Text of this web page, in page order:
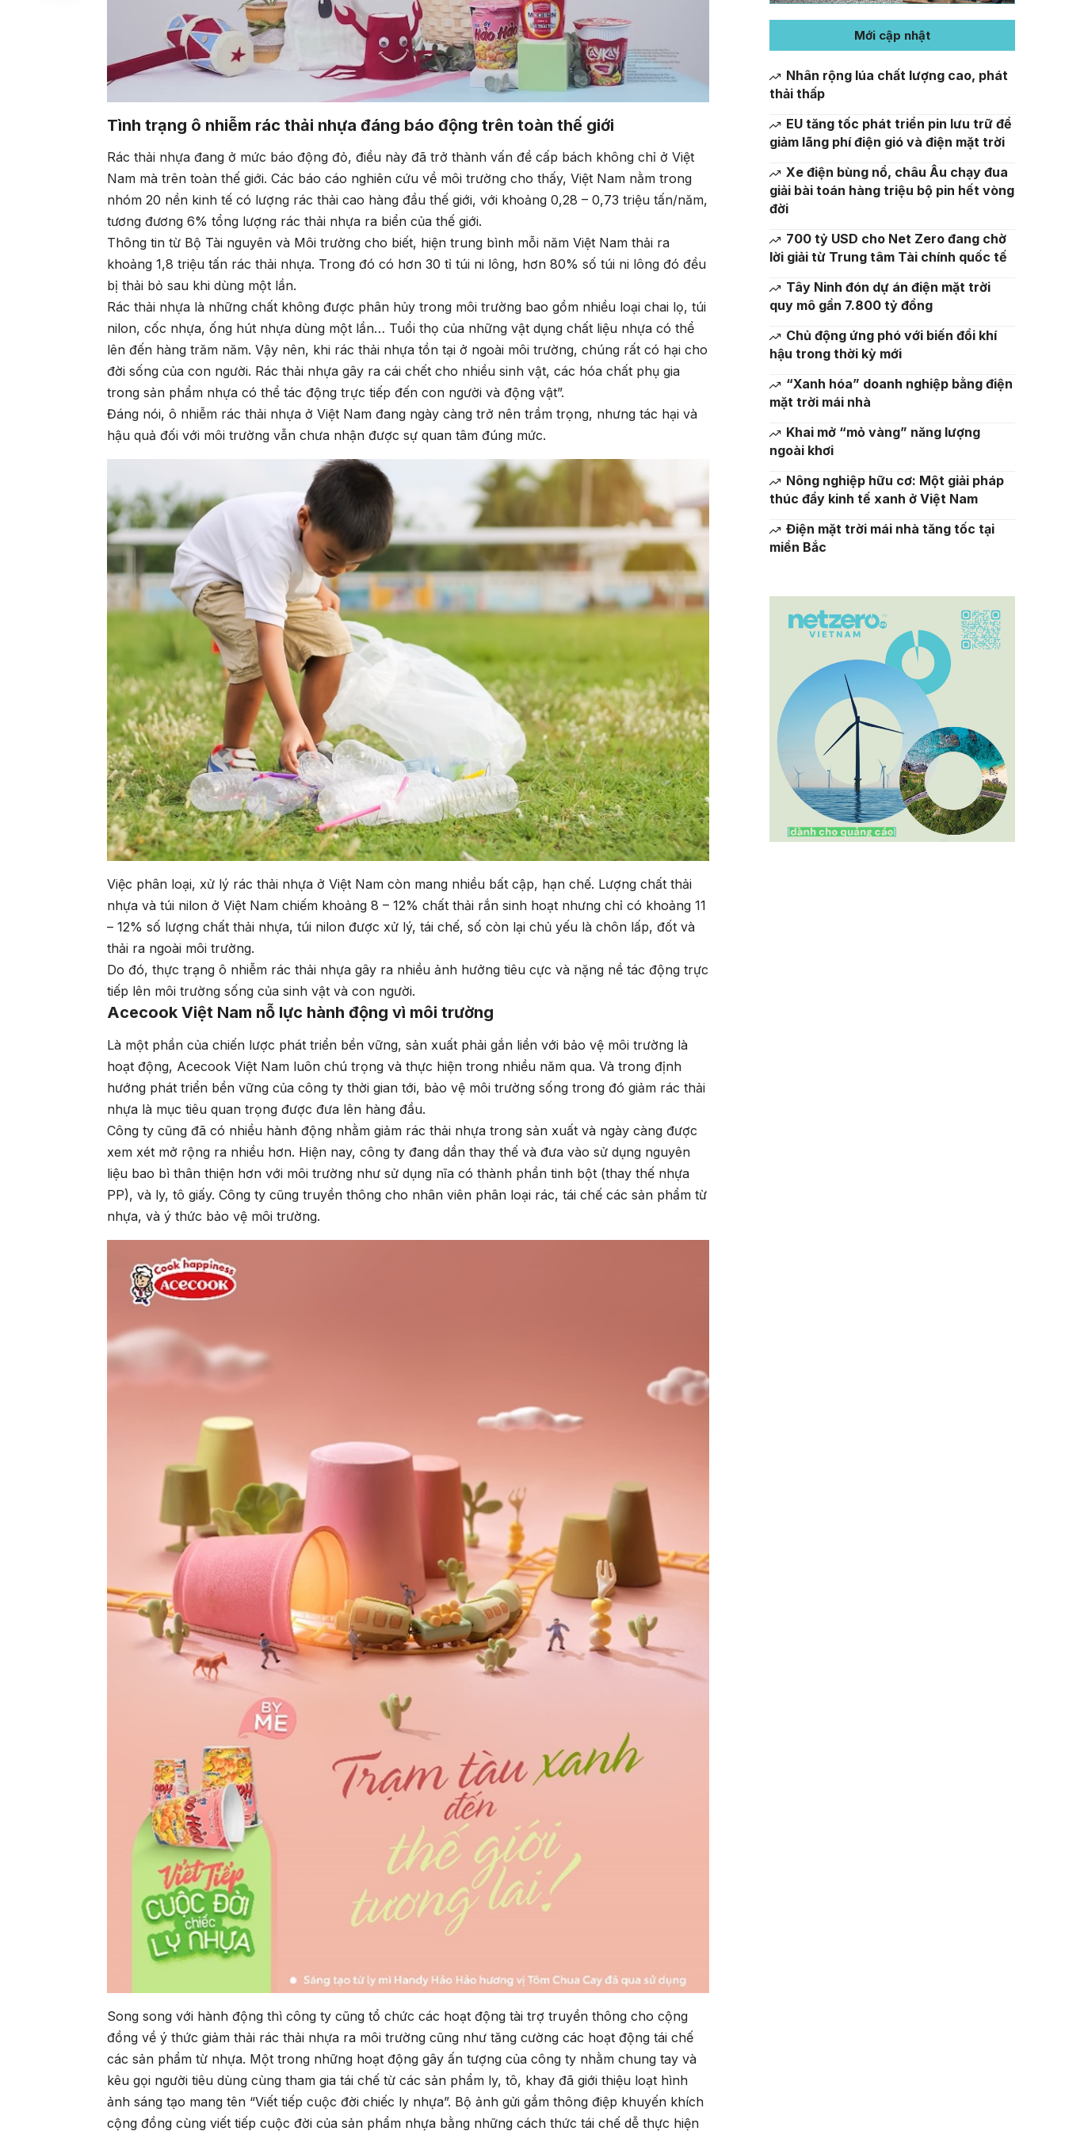
Tình trạng ô nhiễm rác thải nhựa đáng báo động trên toàn thế giới
Rác thải nhựa đang ở mức báo động đỏ, điều này đã trở thành vấn đề cấp bách không chỉ ở Việt
Nam mà trên toàn thế giới. Các báo cáo nghiên cứu về môi trường cho thấy, Việt Nam nằm trong
nhóm 20 nền kinh tế có lượng rác thải cao hàng đầu thế giới, với khoảng 0,28 – 0,73 triệu tấn/năm,
tương đương 6% tổng lượng rác thải nhựa ra biển của thế giới.
Thông tin từ Bộ Tài nguyên và Môi trường cho biết, hiện trung bình mỗi năm Việt Nam thải ra
khoảng 1,8 triệu tấn rác thải nhựa. Trong đó có hơn 30 tỉ túi ni lông, hơn 80% số túi ni lông đó đều
bị thải bỏ sau khi dùng một lần.
Rác thải nhựa là những chất không được phân hủy trong môi trường bao gồm nhiều loại chai lọ, túi
nilon, cốc nhựa, ống hút nhựa dùng một lần… Tuổi thọ của những vật dụng chất liệu nhựa có thể
lên đến hàng trăm năm. Vậy nên, khi rác thải nhựa tồn tại ở ngoài môi trường, chúng rất có hại cho
đời sống của con người. Rác thải nhựa gây ra cái chết cho nhiều sinh vật, các hóa chất phụ gia
trong sản phẩm nhựa có thể tác động trực tiếp đến con người và động vật”.
Đáng nói, ô nhiễm rác thải nhựa ở Việt Nam đang ngày càng trở nên trầm trọng, nhưng tác hại và
hậu quả đối với môi trường vẫn chưa nhận được sự quan tâm đúng mức.
Việc phân loại, xử lý rác thải nhựa ở Việt Nam còn mang nhiều bất cập, hạn chế. Lượng chất thải
nhựa và túi nilon ở Việt Nam chiếm khoảng 8 – 12% chất thải rắn sinh hoạt nhưng chỉ có khoảng 11
– 12% số lượng chất thải nhựa, túi nilon được xử lý, tái chế, số còn lại chủ yếu là chôn lấp, đốt và
thải ra ngoài môi trường.
Do đó, thực trạng ô nhiễm rác thải nhựa gây ra nhiều ảnh hưởng tiêu cực và nặng nề tác động trực
tiếp lên môi trường sống của sinh vật và con người.
Acecook Việt Nam nỗ lực hành động vì môi trường
Là một phần của chiến lược phát triển bền vững, sản xuất phải gắn liền với bảo vệ môi trường là
hoạt động, Acecook Việt Nam luôn chú trọng và thực hiện trong nhiều năm qua. Và trong định
hướng phát triển bền vững của công ty thời gian tới, bảo vệ môi trường sống trong đó giảm rác thải
nhựa là mục tiêu quan trọng được đưa lên hàng đầu.
Công ty cũng đã có nhiều hành động nhằm giảm rác thải nhựa trong sản xuất và ngày càng được
xem xét mở rộng ra nhiều hơn. Hiện nay, công ty đang dần thay thế và đưa vào sử dụng nguyên
liệu bao bì thân thiện hơn với môi trường như sử dụng nĩa có thành phần tinh bột (thay thế nhựa
PP), và ly, tô giấy. Công ty cũng truyền thông cho nhân viên phân loại rác, tái chế các sản phẩm từ
nhựa, và ý thức bảo vệ môi trường.
Song song với hành động thì công ty cũng tổ chức các hoạt động tài trợ truyền thông cho cộng
đồng về ý thức giảm thải rác thải nhựa ra môi trường cũng như tăng cường các hoạt động tái chế
các sản phẩm từ nhựa. Một trong những hoạt động gây ấn tượng của công ty nhằm chung tay và
kêu gọi người tiêu dùng cùng tham gia tái chế từ các sản phẩm ly, tô, khay đã giới thiệu loạt hình
ảnh sáng tạo mang tên “Viết tiếp cuộc đời chiếc ly nhựa”. Bộ ảnh gửi gắm thông điệp khuyến khích
cộng đồng cùng viết tiếp cuộc đời của sản phẩm nhựa bằng những cách thức tái chế dễ thực hiện
Mới cập nhật
Nhân rộng lúa chất lượng cao, phát
thải thấp
EU tăng tốc phát triển pin lưu trữ để
giảm lãng phí điện gió và điện mặt trời
Xe điện bùng nổ, châu Âu chạy đua
giải bài toán hàng triệu bộ pin hết vòng
đời
700 tỷ USD cho Net Zero đang chờ
lời giải từ Trung tâm Tài chính quốc tế
Tây Ninh đón dự án điện mặt trời
quy mô gần 7.800 tỷ đồng
Chủ động ứng phó với biến đổi khí
hậu trong thời kỳ mới
“Xanh hóa” doanh nghiệp bằng điện
mặt trời mái nhà
Khai mở “mỏ vàng” năng lượng
ngoài khơi
Nông nghiệp hữu cơ: Một giải pháp
thúc đẩy kinh tế xanh ở Việt Nam
Điện mặt trời mái nhà tăng tốc tại
miền Bắc